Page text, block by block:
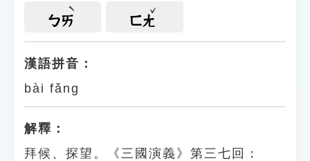
ㄅㄞ ㄈㄤ
漢語拼音：
bài fǎng
解釋：
拜候、探望。《三國演義》第三七回：